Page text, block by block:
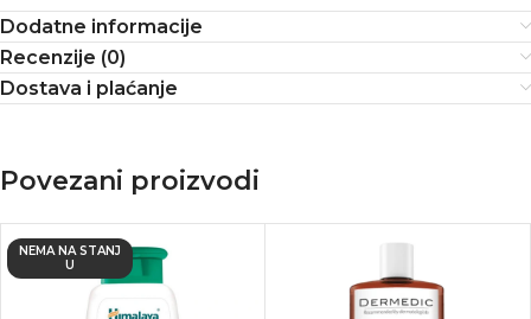
Dodatne informacije
Recenzije (0)
Dostava i plaćanje
Povezani proizvodi
NEMA NA STANJ
U